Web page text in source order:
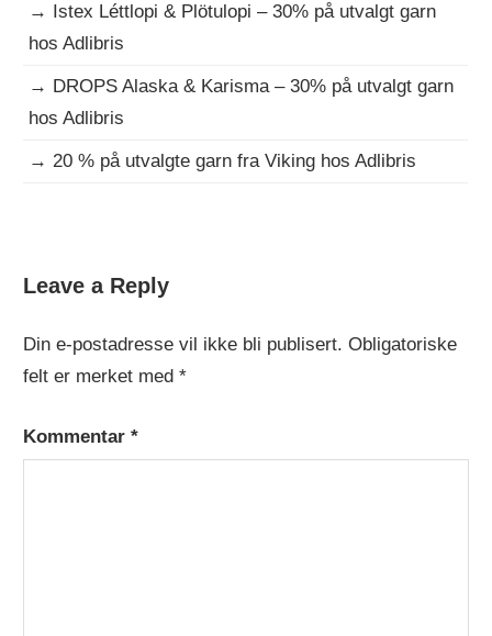
→
Istex Léttlopi & Plötulopi – 30% på utvalgt garn
hos Adlibris
→ DROPS Alaska & Karisma – 30% på utvalgt garn
hos Adlibris
→20 % på utvalgte garn fra Viking hos Adlibris
GRATISOPPSKRIFT
Leave a Reply
Din e-postadresse vil ikke bli publisert. Obligatoriske
felt er merket med*
Kommentar*